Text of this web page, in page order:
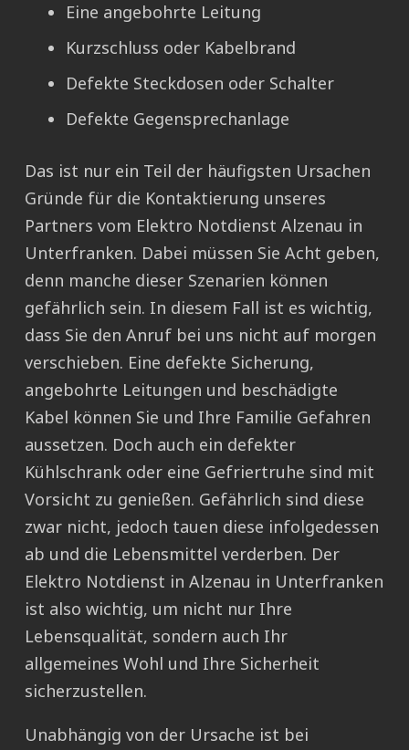
Eine angebohrte Leitung
Kurzschluss oder Kabelbrand
Defekte Steckdosen oder Schalter
Defekte Gegensprechanlage
Das ist nur ein Teil der häufigsten Ursachen
Gründe für die Kontaktierung unseres
Partners vom Elektro Notdienst Alzenau in
Unterfranken. Dabei müssen Sie Acht geben,
denn manche dieser Szenarien können
gefährlich sein. In diesem Fall ist es wichtig,
dass Sie den Anruf bei uns nicht auf morgen
verschieben. Eine defekte Sicherung,
angebohrte Leitungen und beschädigte
Kabel können Sie und Ihre Familie Gefahren
aussetzen. Doch auch ein defekter
Kühlschrank oder eine Gefriertruhe sind mit
Vorsicht zu genießen. Gefährlich sind diese
zwar nicht, jedoch tauen diese infolgedessen
ab und die Lebensmittel verderben. Der
Elektro Notdienst in Alzenau in Unterfranken
ist also wichtig, um nicht nur Ihre
Lebensqualität, sondern auch Ihr
allgemeines Wohl und Ihre Sicherheit
sicherzustellen.
Unabhängig von der Ursache ist bei